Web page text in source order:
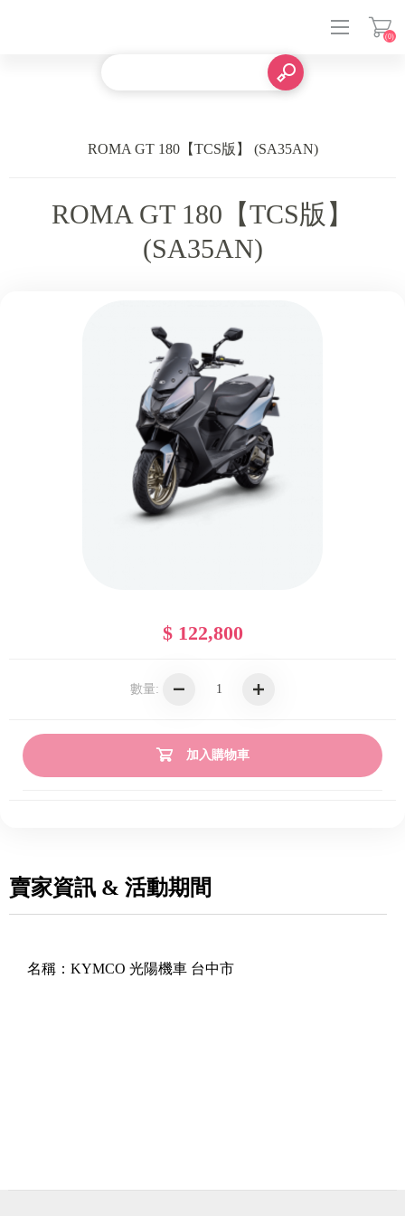
(0)
ROMA GT 180【TCS版】 (SA35AN)
ROMA GT 180【TCS版】
(SA35AN)
$ 122,800
數量:
加入購物車
賣家資訊 & 活動期間
名稱： KYMCO 光陽機車 台中市